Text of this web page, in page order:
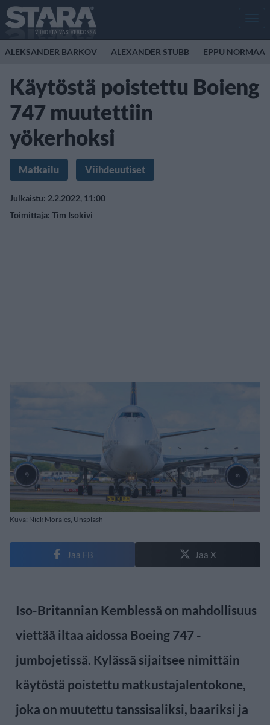
ALEKSANDER BARKOV ALEXANDER STUBB EPPU
Käytöstä poistettu Boieng
747 muutettiin
yökerhoksi
Matkailu Viihdeuutiset
Julkaistu: 2.2.2022, 11:00
Toimittaja: Tim Isokivi
Kuva: Nick Morales, Unsplash
Jaa FB Jaa X
Iso-Britannian Kemblessä on mahdollisuus
viettää iltaa aidossa Boeing 747 -
jumbojetissä. Kylässä sijaitsee nimittäin
käytöstä poistettu matkustajalentokone,
joka on muutettu tanssisaliksi, baariksi ja